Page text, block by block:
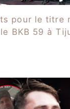
pour le titre
BKB 59 à